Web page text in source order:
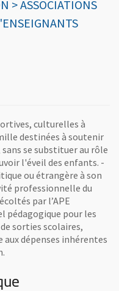
> ASSOCIATIONS
culturelles à
destinées à soutenir
se substituer au rôle
l'éveil des enfants. -
ou étrangère à son
professionnelle du
par l’APE
pédagogique pour les
sorties scolaires,
dépenses inhérentes